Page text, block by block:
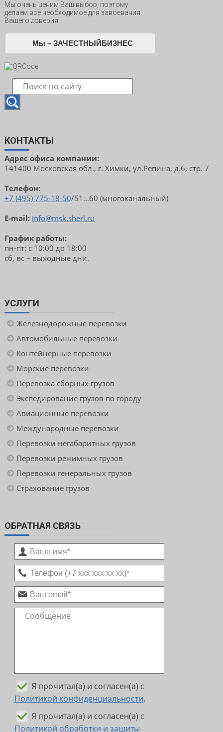
Мы очень ценим Ваш выбор, поэтому
делаем всё необходимое для завоевания
Вашего доверия!
Мы – ЗАЧЕСТНЫЙБИЗНЕС
КОНТАКТЫ
Адрес офиса компании:
141400 Московская обл., г. Химки, ул.Репина, д.6, стр. 7
Телефон:
+7 (495) 775-18-50/51...60 (многоканальный)
E-mail: info@msk.sherl.ru
График работы:
пн-пт: с 10:00 до 18:00
сб, вс – выходные дни.
УСЛУГИ
Железнодорожные перевозки
Автомобильные перевозки
Контейнерные перевозки
Морские перевозки
Перевозка сборных грузов
Экспедирование грузов по городу
Авиационные перевозки
Международные перевозки
Перевозки негабаритных грузов
Перевозки режимных грузов
Перевозки генеральных грузов
Страхование грузов
ОБРАТНАЯ СВЯЗЬ
Я прочитал(а) и согласен(а) с
Политикой конфиденциальности.
Я прочитал(а) и согласен(а) с
Политикой обработки и защиты